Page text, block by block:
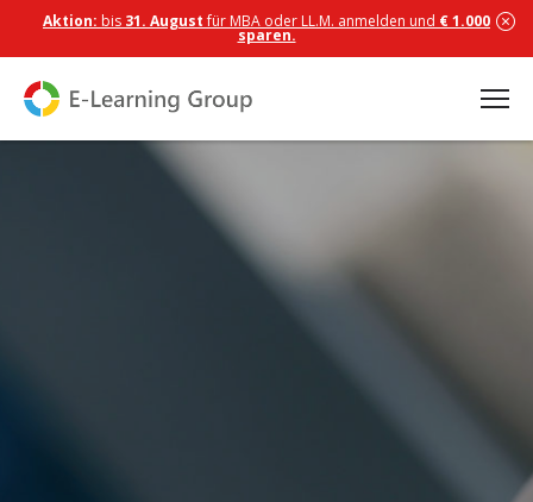
Aktion: bis 31. Augustfür MBA oder LL.M. anmelden und € 1.000
sparen.